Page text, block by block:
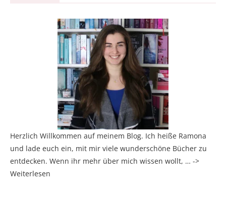
Herzlich Willkommen auf meinem Blog. Ich heiße Ramona
und lade euch ein, mit mir viele wunderschöne Bücher zu
entdecken. Wenn ihr mehr über mich wissen wollt, … ->
Weiterlesen